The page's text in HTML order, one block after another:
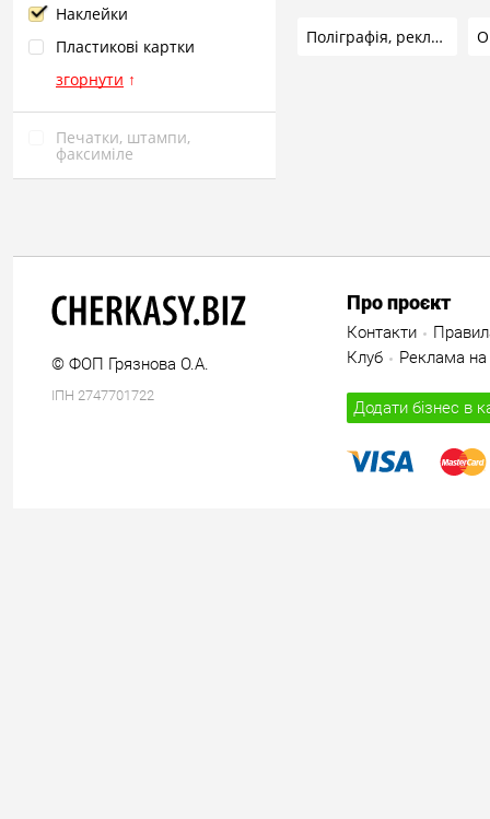
Наклейки
Пластикові картки
згорнути ↑
Печатки, штампи,
факсиміле
Поліграфія, рекламна продукція
© ФОП Грязнова О.А.
ІПН 2747701722
Про проєкт
Контакти
Клуб
Реклама на
Додати бізнес в